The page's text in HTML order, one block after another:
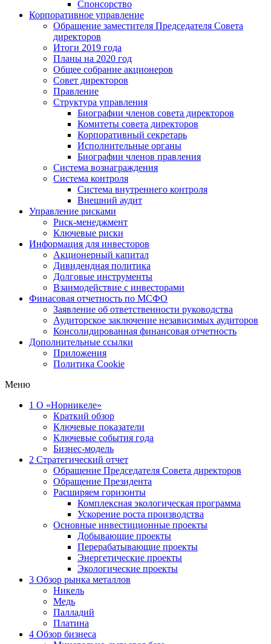
Спонсорство
Корпоративное управление
Обращение заместителя Председателя Совета
директоров
Итоги 2019 года
Планы на 2020 год
Общее собрание акционеров
Совет директоров
Правление
Структура управления
Биографии членов совета директоров
Комитеты совета директоров
Корпоративный секретарь
Исполнительные органы
Биографии членов правления
Система вознаграждения
Система контроля
Система внутреннего контроля
Внешний аудит
Управление рисками
Риск-менеджмент
Ключевые риски
Информация для инвесторов
Акционерный капитал
Дивидендная политика
Долговые инструменты
Взаимодействие с инвеcторами
Финасовая отчетность по МСФО
Заявление об ответственности руководства
Аудиторское заключение независимых аудиторов
Консолидированная финансовая отчетность
Дополнительные ссылки
Приложения
Политика Cookie
Меню
1 О «Норникеле»
Краткий обзор
Ключевые показатели
Ключевые события года
Бизнес-модель
2 Стратегический отчет
Обращение Председателя Совета директоров
Обращение Президента
Расширяем горизонты
Комплексная экологическая программа
Ускорение роста производства
Основные инвестиционные проекты
Добывающие проекты
Перерабатывающие проекты
Энергетические проекты
Экологические проекты
3 Обзор рынка металлов
Никель
Медь
Палладий
Платина
4 Обзор бизнеса